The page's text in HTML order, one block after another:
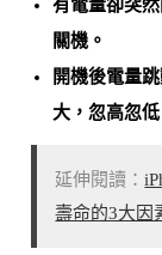
有電量卻突
關機。
開機後電量
大，忽高忽低
延伸閱讀：
壽命的3大因